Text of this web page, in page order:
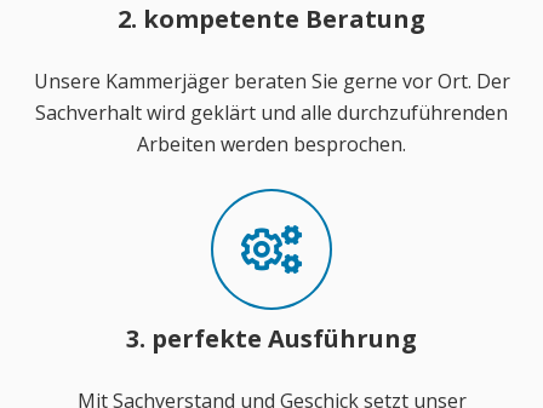
2. kompetente Beratung
Unsere Kammerjäger beraten Sie gerne vor Ort. Der
Sachverhalt wird geklärt und alle durchzuführenden
Arbeiten werden besprochen.
3. perfekte Ausführung
Mit Sachverstand und Geschick setzt unser